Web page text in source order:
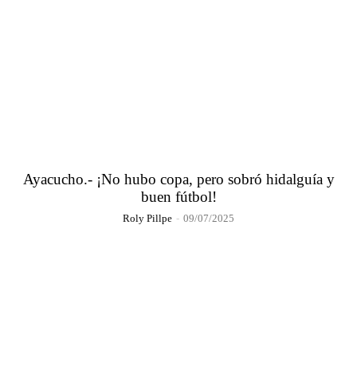
Ayacucho.- ¡No hubo copa, pero sobró hidalguía y
buen fútbol!
Roly Pillpe - 09/07/2025